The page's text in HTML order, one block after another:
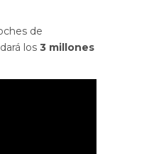
de
los 3 millones